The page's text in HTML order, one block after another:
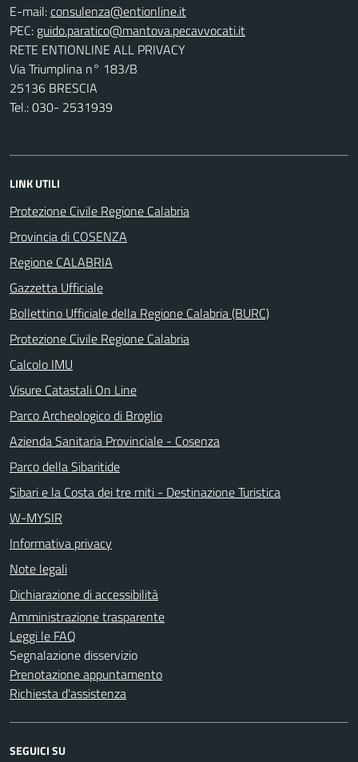
E-mail:
PEC:
RETE ENTIONLINE ALL PRIVACY
Via Triumplina n° 183/B
25136 BRESCIA
Tel.: 030- 2531939
LINK UTILI
Protezione Civile Regione Calabria
Provincia di COSENZA
Regione CALABRIA
Gazzetta Ufficiale
Bollettino Ufficiale della Regione Calabria (BURC)
Protezione Civile Regione Calabria
Calcolo IMU
Visure Catastali On Line
Parco Archeologico di Broglio
Azienda Sanitaria Provinciale - Cosenza
Parco della Sibaritide
Sibari e la Costa dei tre miti - Destinazione Turistica
W-MYSIR
Informativa privacy
Note legali
Dichiarazione di accessibilità
Amministrazione trasparente
Leggi le FAQ
Segnalazione disservizio
Prenotazione appuntamento
Richiesta d'assistenza
SEGUICI SU